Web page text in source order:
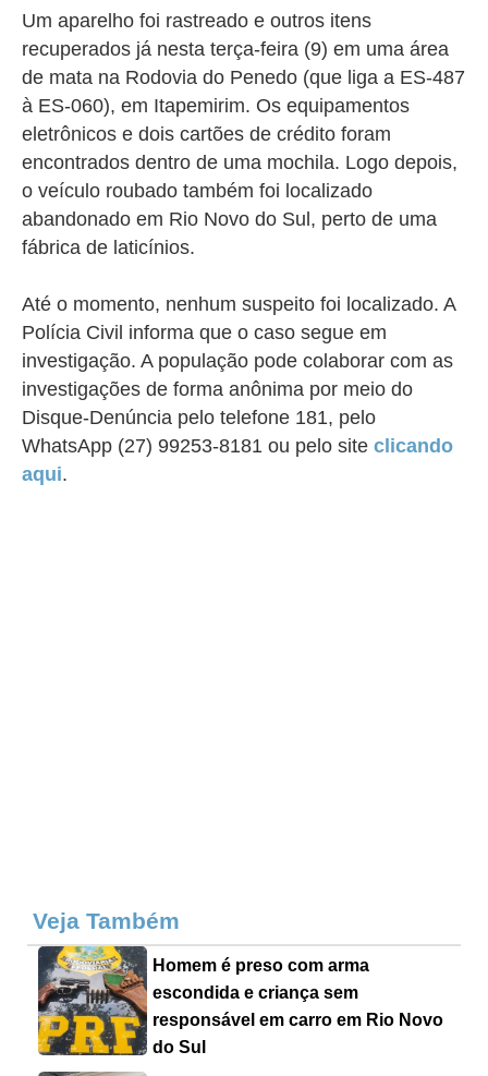
Um aparelho foi rastreado e outros itens
recuperados já nesta terça-feira (9) em uma área
de mata na Rodovia do Penedo (que liga a ES-487
à ES-060), em Itapemirim. Os equipamentos
eletrônicos e dois cartões de crédito foram
encontrados dentro de uma mochila. Logo depois,
o veículo roubado também foi localizado
abandonado em Rio Novo do Sul, perto de uma
fábrica de laticínios.
Até o momento, nenhum suspeito foi localizado. A
Polícia Civil informa que o caso segue em
investigação. A população pode colaborar com as
investigações de forma anônima por meio do
Disque-Denúncia pelo telefone 181, pelo
WhatsApp (27) 99253-8181 ou pelo site clicando
aqui.
Veja Também
Homem é preso com arma
escondida e criança sem
responsável em carro em Rio Novo
do Sul